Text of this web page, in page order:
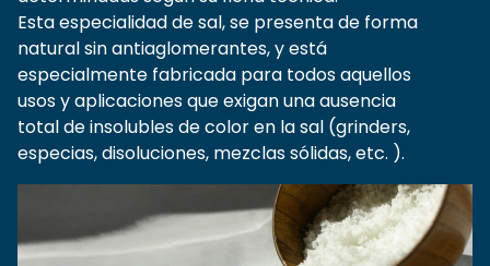
Esta especialidad de sal, se presenta de forma
natural sin antiaglomerantes, y está
especialmente fabricada para todos aquellos
usos y aplicaciones que exigan una ausencia
total de insolubles de color en la sal (grinders,
especias, disoluciones, mezclas sólidas, etc. ).